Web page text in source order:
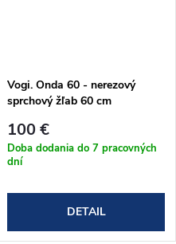
Vogi. Onda 60 - nerezový
sprchový žľab 60 cm
100 €
Doba dodania do 7 pracovných
dní
DETAIL